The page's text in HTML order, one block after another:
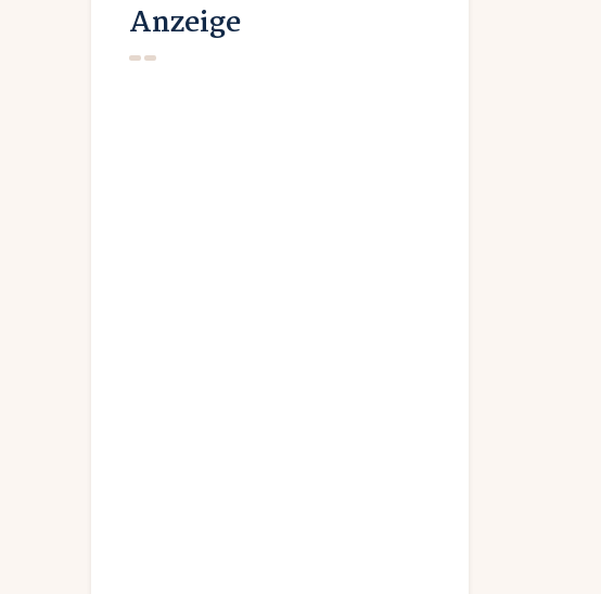
Anzeige